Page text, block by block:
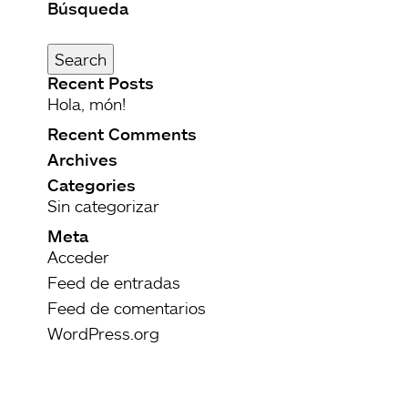
Búsqueda
por:
Search
Recent Posts
Hola, món!
Recent Comments
Archives
Categories
Sin categorizar
Meta
Acceder
Feed de entradas
Feed de comentarios
WordPress.org